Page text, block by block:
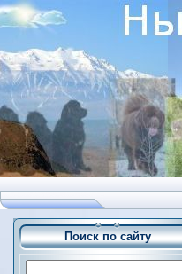
Поиск по сайту